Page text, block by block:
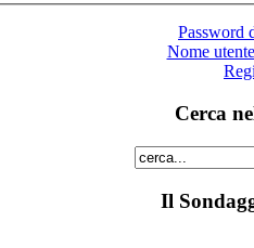
Password
Nome
Cerca
Il